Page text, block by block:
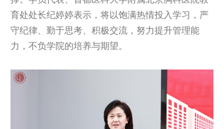
育处处长纪婷婷表示，将以饱满热情投入学习，严
守纪律、勤于思考、积极交流，努力提升管理能
力，不负学院的培养与期望。